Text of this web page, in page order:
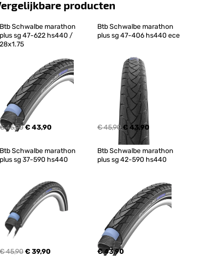
producten
Btb Schwalbe marathon
plus sg 47-622 hs440 /
28x1.75
€ 45,90€ 43,90
Btb Schwalbe marathon
plus sg 47-406 hs440 ece
€ 45,90€ 43,90
Btb Schwalbe marathon
plus sg 37-590 hs440
€ 45,90€ 39,90
Btb Schwalbe marathon
plus sg 42-590 hs440
€ 43,90